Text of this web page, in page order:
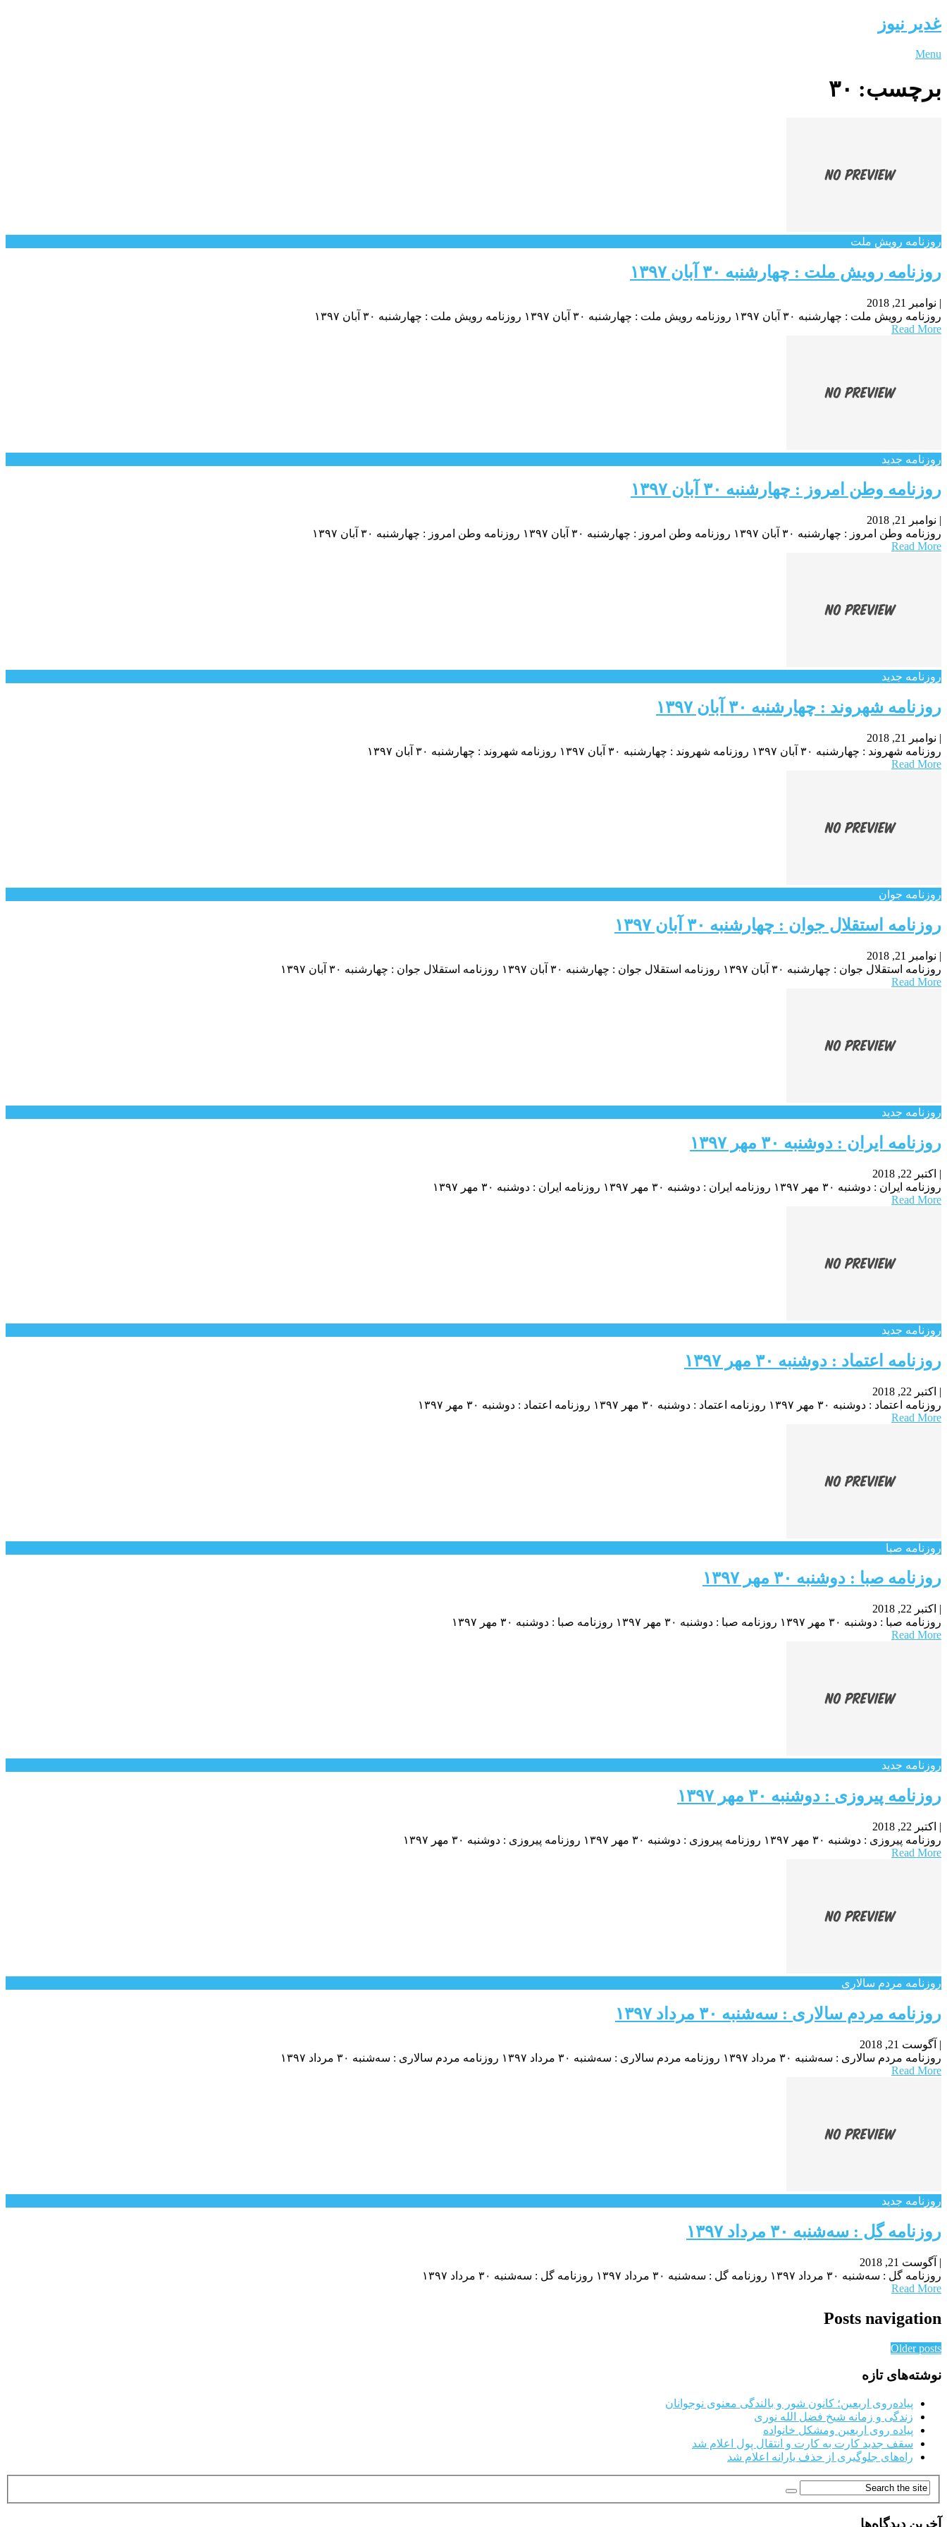
غدیر نیوز
Menu
برچسب: ۳۰
روزنامه رویش ملت
روزنامه رویش ملت : چهارشنبه ۳۰ آبان ۱۳۹۷
| نوامبر 21, 2018
روزنامه رویش ملت : چهارشنبه ۳۰ آبان ۱۳۹۷ روزنامه رویش ملت : چهارشنبه ۳۰ آبان ۱۳۹۷ روزنامه رویش ملت : چهارشنبه ۳۰ آبان ۱۳۹۷
Read More
روزنامه جدید
روزنامه وطن امروز : چهارشنبه ۳۰ آبان ۱۳۹۷
| نوامبر 21, 2018
روزنامه وطن امروز : چهارشنبه ۳۰ آبان ۱۳۹۷ روزنامه وطن امروز : چهارشنبه ۳۰ آبان ۱۳۹۷ روزنامه وطن امروز : چهارشنبه ۳۰ آبان ۱۳۹۷
Read More
روزنامه جدید
روزنامه شهروند : چهارشنبه ۳۰ آبان ۱۳۹۷
| نوامبر 21, 2018
روزنامه شهروند : چهارشنبه ۳۰ آبان ۱۳۹۷ روزنامه شهروند : چهارشنبه ۳۰ آبان ۱۳۹۷ روزنامه شهروند : چهارشنبه ۳۰ آبان ۱۳۹۷
Read More
روزنامه جوان
روزنامه استقلال جوان : چهارشنبه ۳۰ آبان ۱۳۹۷
| نوامبر 21, 2018
روزنامه استقلال جوان : چهارشنبه ۳۰ آبان ۱۳۹۷ روزنامه استقلال جوان : چهارشنبه ۳۰ آبان ۱۳۹۷ روزنامه استقلال جوان : چهارشنبه ۳۰ آبان ۱۳۹۷
Read More
روزنامه جدید
روزنامه ایران : دوشنبه ۳۰ مهر ۱۳۹۷
| اکتبر 22, 2018
روزنامه ایران : دوشنبه ۳۰ مهر ۱۳۹۷ روزنامه ایران : دوشنبه ۳۰ مهر ۱۳۹۷ روزنامه ایران : دوشنبه ۳۰ مهر ۱۳۹۷
Read More
روزنامه جدید
روزنامه اعتماد : دوشنبه ۳۰ مهر ۱۳۹۷
| اکتبر 22, 2018
روزنامه اعتماد : دوشنبه ۳۰ مهر ۱۳۹۷ روزنامه اعتماد : دوشنبه ۳۰ مهر ۱۳۹۷ روزنامه اعتماد : دوشنبه ۳۰ مهر ۱۳۹۷
Read More
روزنامه صبا
روزنامه صبا : دوشنبه ۳۰ مهر ۱۳۹۷
| اکتبر 22, 2018
روزنامه صبا : دوشنبه ۳۰ مهر ۱۳۹۷ روزنامه صبا : دوشنبه ۳۰ مهر ۱۳۹۷ روزنامه صبا : دوشنبه ۳۰ مهر ۱۳۹۷
Read More
روزنامه جدید
روزنامه پیروزی : دوشنبه ۳۰ مهر ۱۳۹۷
| اکتبر 22, 2018
روزنامه پیروزی : دوشنبه ۳۰ مهر ۱۳۹۷ روزنامه پیروزی : دوشنبه ۳۰ مهر ۱۳۹۷ روزنامه پیروزی : دوشنبه ۳۰ مهر ۱۳۹۷
Read More
روزنامه مردم سالاری
روزنامه مردم سالاری : سه‌شنبه ۳۰ مرداد ۱۳۹۷
| آگوست 21, 2018
روزنامه مردم سالاری : سه‌شنبه ۳۰ مرداد ۱۳۹۷ روزنامه مردم سالاری : سه‌شنبه ۳۰ مرداد ۱۳۹۷ روزنامه مردم سالاری : سه‌شنبه ۳۰ مرداد ۱۳۹۷
Read More
روزنامه جدید
روزنامه گل : سه‌شنبه ۳۰ مرداد ۱۳۹۷
| آگوست 21, 2018
روزنامه گل : سه‌شنبه ۳۰ مرداد ۱۳۹۷ روزنامه گل : سه‌شنبه ۳۰ مرداد ۱۳۹۷ روزنامه گل : سه‌شنبه ۳۰ مرداد ۱۳۹۷
Read More
Posts navigation
Older posts
نوشته‌های تازه
پیاده‌روی اربعین؛ کانون شور و بالندگی معنوی نوجوانان
زندگی و زمانه شیخ فضل الله نوری
پیاده روی اربعین ومشکل خانواده
سقف جدید کارت به کارت و انتقال پول اعلام شد
راه‌های جلوگیری از حذف یارانه اعلام شد